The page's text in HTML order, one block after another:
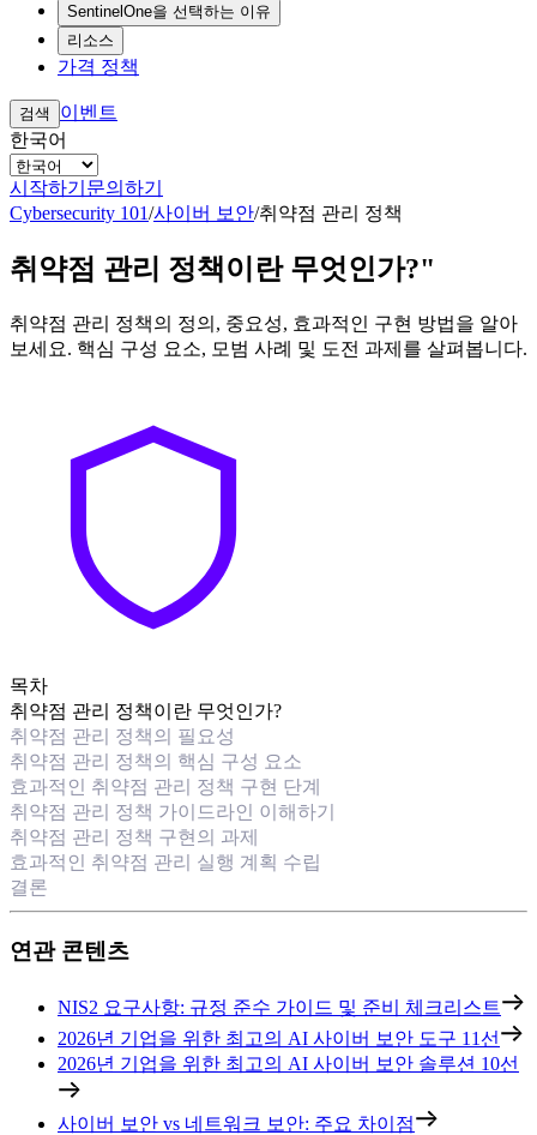
SentinelOne을 선택하는 이유
리소스
가격 정책
검색
이벤트
한국어
시작하기 문의하기
Cybersecurity 101/사이버 보안/취약점 관리 정책
취약점 관리 정책이란 무엇인가?"
취약점 관리 정책의 정의, 중요성, 효과적인 구현 방법을 알아
보세요. 핵심 구성 요소, 모범 사례 및 도전 과제를 살펴봅니다.
목차
취약점 관리 정책이란 무엇인가?
취약점 관리 정책의 필요성
취약점 관리 정책의 핵심 구성 요소
효과적인 취약점 관리 정책 구현 단계
취약점 관리 정책 가이드라인 이해하기
취약점 관리 정책 구현의 과제
효과적인 취약점 관리 실행 계획 수립
결론
연관 콘텐츠
NIS2 요구사항: 규정 준수 가이드 및 준비 체크리스트
2026년 기업을 위한 최고의 AI 사이버 보안 도구 11선
2026년 기업을 위한 최고의 AI 사이버 보안 솔루션 10선
사이버 보안 vs 네트워크 보안: 주요 차이점